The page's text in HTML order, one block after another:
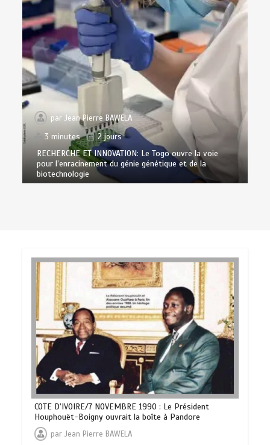
parJean Pierre BAWELA
3 minutes
2 jours
RECHERCHE ET INNOVATION: Le Togo ouvre la voie
pour l’enracinement du génie génétique et de la
biotechnologie
COTE D’IVOIRE/7 NOVEMBRE 1990 : Le Président
Houphouët-Boigny ouvrait la boîte à Pandore
parJean Pierre BAWELA